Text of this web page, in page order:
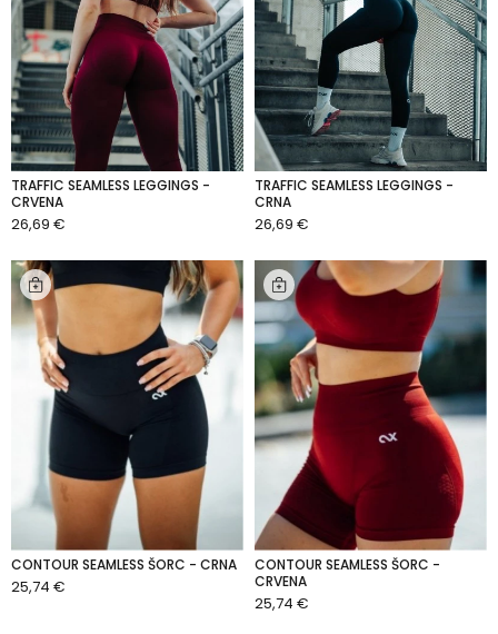
TRAFFIC SEAMLESS LEGGINGS -
CRVENA
26,69 €
TRAFFIC SEAMLESS LEGGINGS -
CRNA
26,69 €
CONTOUR SEAMLESS ŠORC - CRNA
25,74 €
CONTOUR SEAMLESS ŠORC -
CRVENA
25,74 €